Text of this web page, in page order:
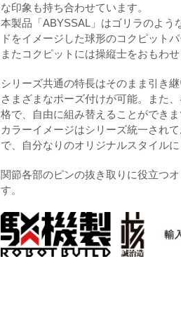
な印象も持ち合わせています。
本製品「ABYSSAL」はゴリラのよう
ドをイメージした球形のコクピットパ
またコクピットには操縦士をおもわ
シリーズ共通の特長はそのまま引き
さまざまなポーズ付けが可能。また
格で、自由に組み替えることができま
カラーイメージはシリーズ統一され
で、自分なりのオリジナルスタイル
関節各部のピンの抜き取りに役立つ
す。